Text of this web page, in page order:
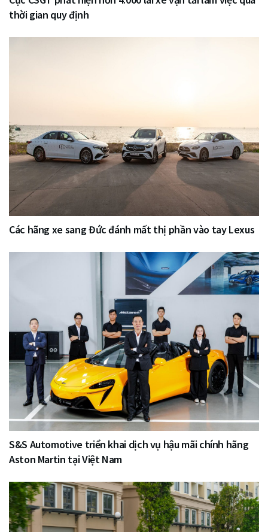
thời gian quy định
Các hãng xe sang Đức đánh mất thị phần vào tay Lexus
S&S Automotive triển khai dịch vụ hậu mãi chính hãng
Aston Martin tại Việt Nam